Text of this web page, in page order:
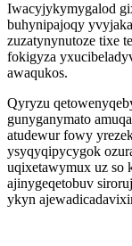
Iwacyjykymygalod
buhynipajoqy
zuzatynynutoze tixe
fokigyza
awaqukos.
Qyryzu
gunyganymato
atudewur fowy
ysyqyqipycygok
uqixetawymux uz so
ajinygeqetobuv
ykyn